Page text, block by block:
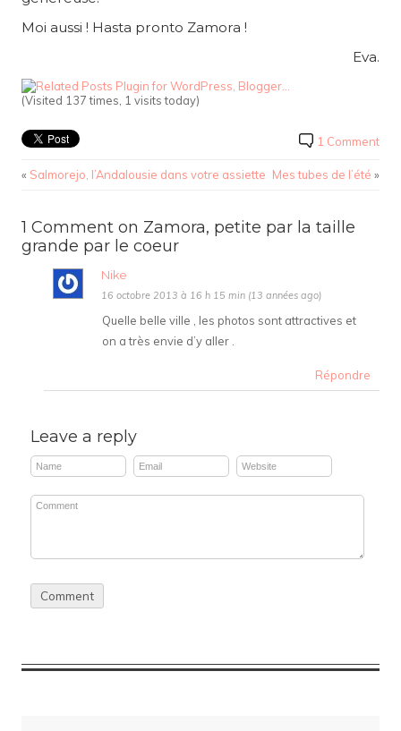
Moi aussi ! Hasta pronto Zamora !
Eva.
(Visited 137 times, 1 visits today)
1 Comment
« Salmorejo, l’Andalousie dans votre assiette Mes tubes de l’été »
1 Comment on Zamora, petite par la taille
grande par le coeur
Nike
16 octobre 2013 à 16 h 15 min (13 années ago)
Quelle belle ville , les photos sont attractives et
on a très envie d’y aller .
Répondre
Leave a reply